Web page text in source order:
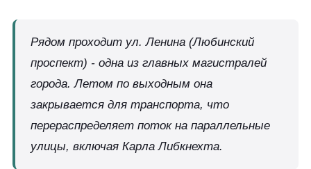
Рядом проходит ул. Ленина (Любинский
проспект) - одна из главных магистралей
города. Летом по выходным она
закрывается для транспорта, что
перераспределяет поток на параллельные
улицы, включая Карла Либкнехта.